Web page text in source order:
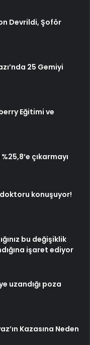
Devrildi, Şoför
25 Gemiyi
Eğitimi ve
çıkarmayı
konuşuyor!
bu değişiklik
işaret ediyor
uzandığı poza
Kazasına Neden